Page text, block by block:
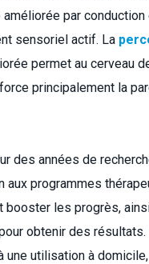
par
sensoriel actif. La
permet au cerveau
principalement la
des années de
aux programmes
booster les progrès,
obtenir des résultats.
une utilisation à